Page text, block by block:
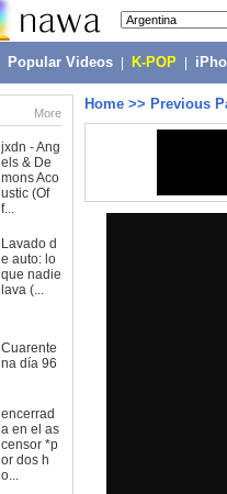
Popular Videos K-POP
More
jxdn - Ang
els & De
mons Aco
ustic (Of
f...
Lavado d
e auto: lo
que nadie
lava (...
Cuarente
na día 96
encerrad
a en el as
censor *p
or dos h
o...
Home >> Previous